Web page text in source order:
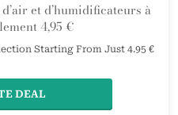
et d’humidificateurs à
4,95 €
Starting From Just 4.95 €
DEAL